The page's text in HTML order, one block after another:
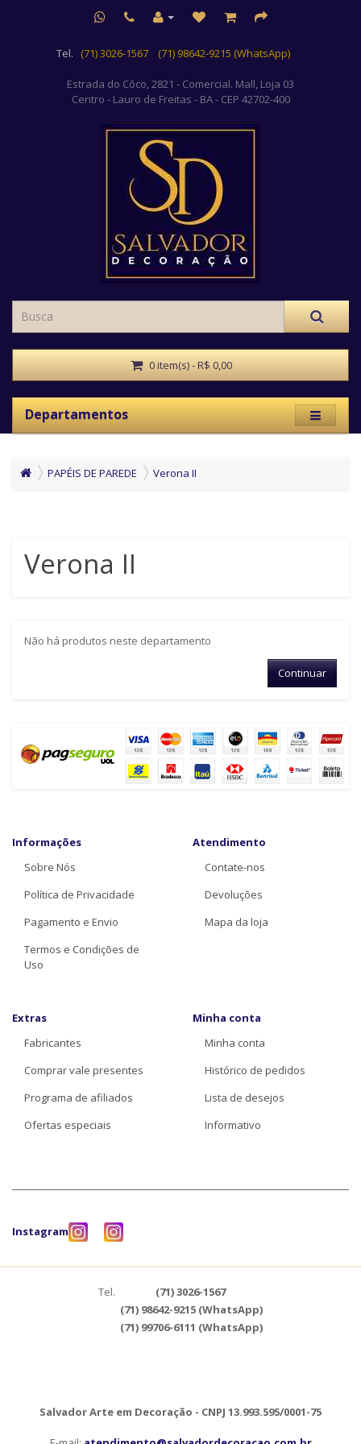
Tel. (71) 3026-1567 (71) 98642-9215 (WhatsApp)
Estrada do Côco, 2821 - Comercial. Mall, Loja 03
Centro - Lauro de Freitas - BA - CEP 42702-400
0 item(s) - R$ 0,00
Departamentos
PAPÉIS DE PAREDE Verona II
Verona II
Não há produtos neste departamento
Continuar
Informações
Sobre Nós
Política de Privacidade
Pagamento e Envio
Termos e Condições de
Uso
Atendimento
Contate-nos
Devoluções
Mapa da loja
Extras
Fabricantes
Comprar vale presentes
Programa de afiliados
Ofertas especiais
Minha conta
Minha conta
Histórico de pedidos
Lista de desejos
Informativo
Instagram
Tel.
(71) 3026-1567
(71) 98642-9215 (WhatsApp)
(71) 99706-6111 (WhatsApp)
Salvador Arte em Decoração - CNPJ 13.993.595/0001-75